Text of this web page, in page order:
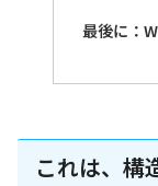
最後に：
これは、構